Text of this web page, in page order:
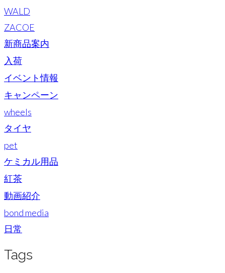
WALD
ZACOE
新商品案内
入荷
イベント情報
キャンペーン
wheels
タイヤ
pet
ケミカル用品
紅茶
動画紹介
bond media
日常
Tags